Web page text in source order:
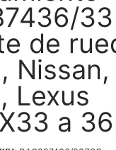
33 |
de
Nissan,
Lexus
a